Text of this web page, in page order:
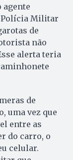
Polícia Militar
de
não
alerta teria
de
uma vez que
entre as
do carro, o
celular.